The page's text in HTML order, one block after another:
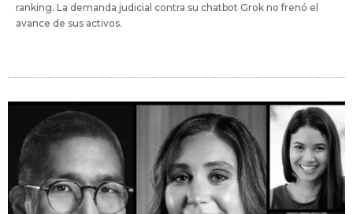
ranking. La demanda judicial contra su chatbot Grok no frenó el
avance de sus activos.